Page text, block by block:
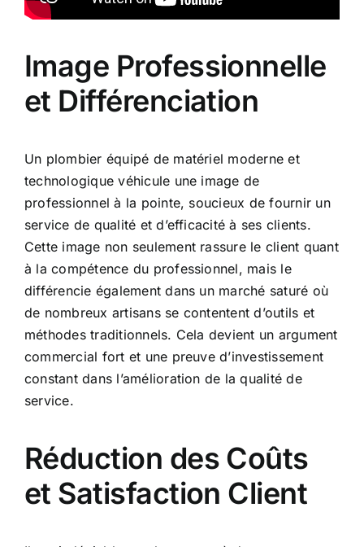
Image Professionnelle
et Différenciation
Un plombier équipé de matériel moderne et
technologique véhicule une image de
professionnel à la pointe, soucieux de fournir un
service de qualité et d’efficacité à ses clients.
Cette image non seulement rassure le client quant
à la compétence du professionnel, mais le
différencie également dans un marché saturé où
de nombreux artisans se contentent d’outils et
méthodes traditionnels. Cela devient un argument
commercial fort et une preuve d’investissement
constant dans l’amélioration de la qualité de
service.
Réduction des Coûts
et Satisfaction Client